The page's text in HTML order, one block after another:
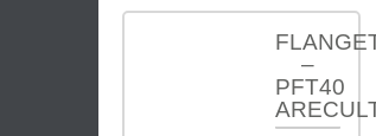
–
PFT40